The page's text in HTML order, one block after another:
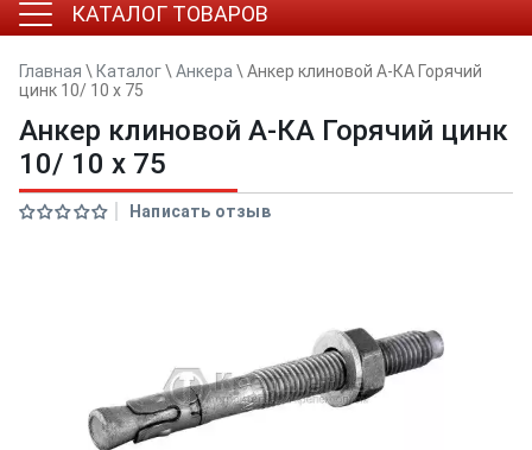
КАТАЛОГ ТОВАРОВ
Главная \ Каталог\ Анкера \ Анкер клиновой А-КА Горячий
цинк 10/ 10 x 75
Анкер клиновой А-КА Горячий цинк
10/ 10 x 75
Написать отзыв